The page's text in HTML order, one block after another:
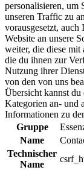
personalisieren, um
unseren Traffic zu
vorausgesetzt,
Website an unsere
weiter, die diese
die du ihnen zur
Nutzung ihrer
von den von uns
Übersicht kannst du
Kategorien an- und
Informationen zu
Gruppe
Name
Technischer
Name